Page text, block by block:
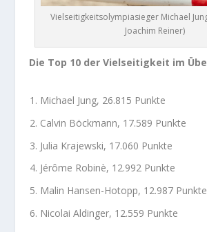
Vielseitigkeitsolympiasieger Michael
Joachim Reiner)
Die Top 10 der Vielseitigkeit im
Michael Jung, 26.815 Punkte
Calvin Böckmann, 17.589 Punkte
Julia Krajewski, 17.060 Punkte
Jérôme Robinè, 12.992 Punkte
Malin Hansen-Hotopp, 12.987 Punkte
Nicolai Aldinger, 12.559 Punkte